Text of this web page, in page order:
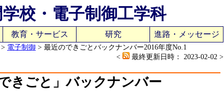
校・電子制御工学科
教育・サービス 研究 進路・メッセージ
> 電子制御 > 最近のできごとバックナンバー2016年度No.1
<
最終更新日時： 2023-02-02 >
できごと」バックナンバー